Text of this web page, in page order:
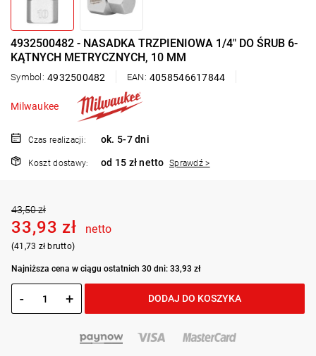
4932500482 - NASADKA TRZPIENIOWA 1/4" DO ŚRUB 6-
KĄTNYCH METRYCZNYCH, 10 MM
Symbol: 4932500482 EAN: 4058546617844
Milwaukee
Czas realizacji: ok. 5-7 dni
Koszt dostawy: od 15 zł netto Sprawdź >
43,50 zł
33,93 zł netto
(41,73 zł brutto)
Najniższa cena w ciągu ostatnich 30 dni: 33,93 zł
- + DODAJ DO KOSZYKA